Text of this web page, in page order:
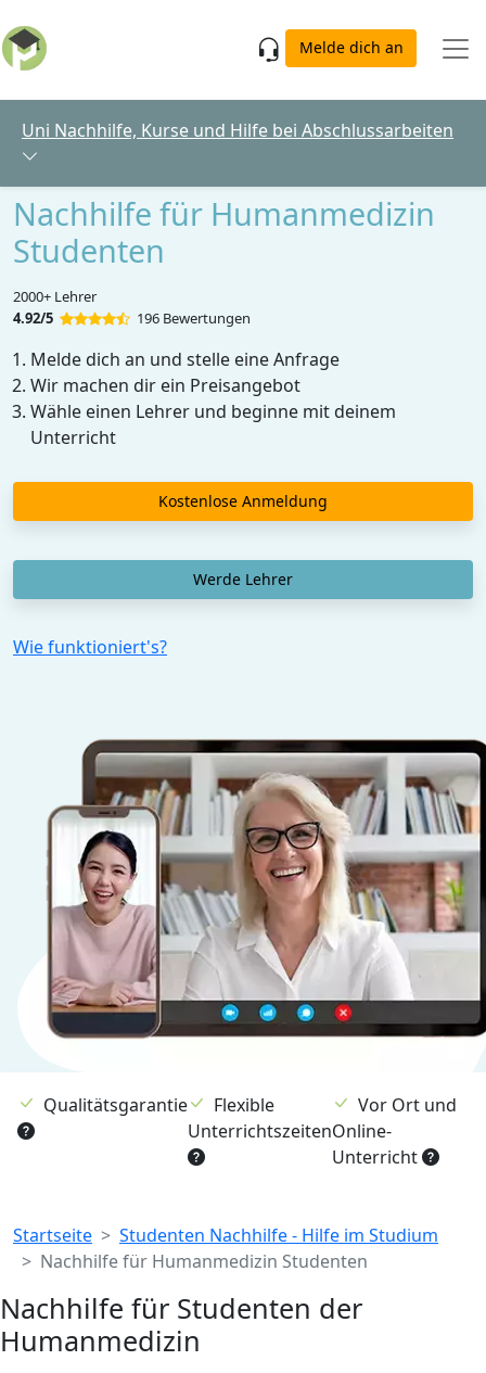
Melde dich an
Uni Nachhilfe, Kurse und Hilfe bei Abschlussarbeiten
Nachhilfe für Humanmedizin
Studenten
2000+ Lehrer
4.92/5
196 Bewertungen
Melde dich an und stelle eine Anfrage
Wir machen dir ein Preisangebot
Wähle einen Lehrer und beginne mit deinem
Unterricht
Kostenlose Anmeldung
Werde Lehrer
Wie funktioniert's?
Qualitätsgarantie
Flexible
Unterrichtszeiten
Vor Ort und
Online-
Unterricht
Breadcrumb
Startseite
Studenten Nachhilfe - Hilfe im Studium
Nachhilfe für Humanmedizin Studenten
Nachhilfe für Studenten der
Humanmedizin